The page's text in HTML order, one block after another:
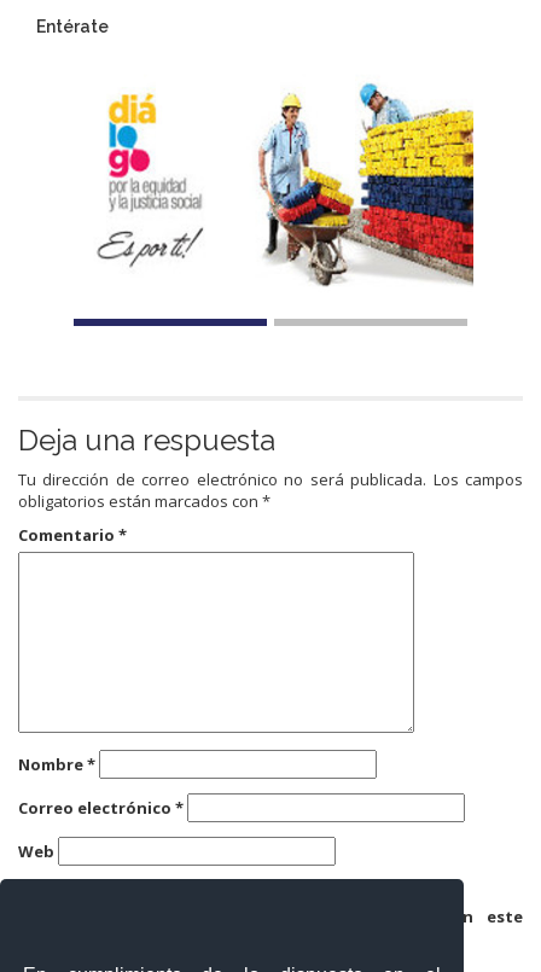
Entérate
Deja una respuesta
Tu dirección de correo electrónico no será publicada. Los campos
obligatorios están marcados con *
Comentario *
Nombre*
Correo electrónico *
Web
Guarda mi nombre, correo electrónico y web en este